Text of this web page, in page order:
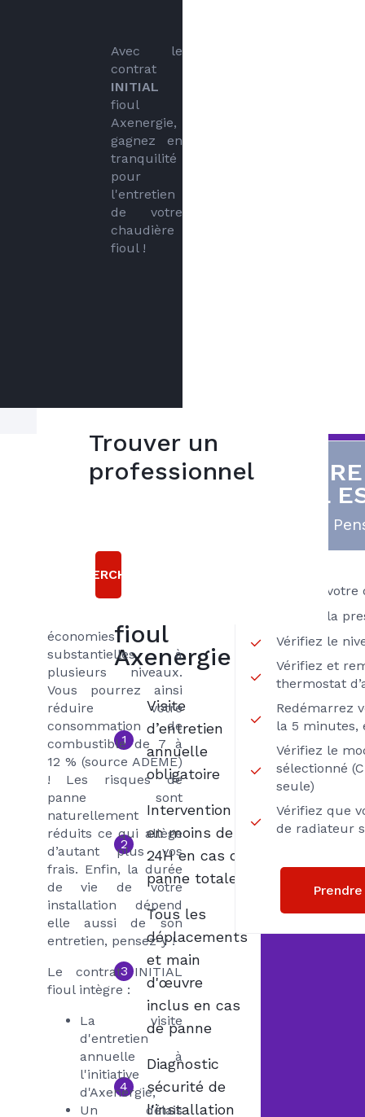
Avec le
INITIAL
fioul
Axenergie,
gagnez en
tranquilité
pour
l'entretien
de votre
chaudière
fioul !
Réalisez des
économies
matériel de
chauffage permet de
économies
substantielles à
plusieurs niveaux.
Vous pourrez ainsi
réduire votre
consommation de
combustible de 7 à
12 % (source ADEME)
! Les risques de
panne sont
naturellement
réduits ce qui allège
d’autant plus vos
frais. Enfin, la durée
de vie de votre
installation dépend
elle aussi de son
entretien, pensez-y !
Le contrat INITIAL
fioul intègre :
La visite
d'entretien
annuelle à
l'initiative
d'Axenergie,
Un délais
FIOUL
Vérifiez
Vérifiez la
Vérifiez le
Vérifiez et
thermostat
Redémarrez
la 5 minutes,
Vérifiez le
sélectionné
seule)
Vérifiez que
de radiateur
Trouver un
professionnel
RECHERCHER
5
choisir le
contrat
fioul
Axenergie
1
Visite
d’entretien
annuelle
obligatoire
2
Intervention
en moins de
24H en cas de
panne totale
3
Tous les
déplacements
et main
d'œuvre
inclus en cas
de panne
4
Diagnostic
sécurité de
l'installation